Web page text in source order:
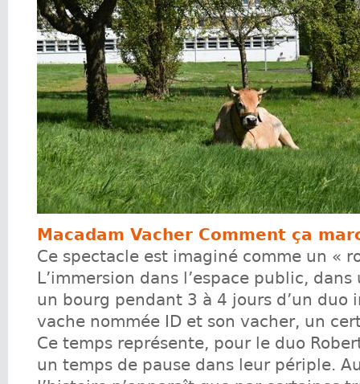
Macadam Vacher Comment ça
Ce spectacle est imaginé comme un «
L’immersion dans l’espace public,
un bourg pendant 3 à 4 jours d’un duo
vache nommée ID et son vacher, un
Ce temps représente, pour le duo
un temps de pause dans leur périple.